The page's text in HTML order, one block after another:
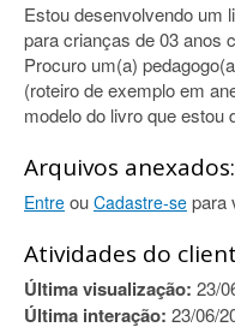
Estou desenvolvendo um
para crianças de 03 anos
Procuro um(a)
(roteiro de exemplo em
modelo do livro que estou
Arquivos anexados:
Entre ou Cadastre-se para
Atividades do
Última visualização: 23/
Última interação: 23/06/